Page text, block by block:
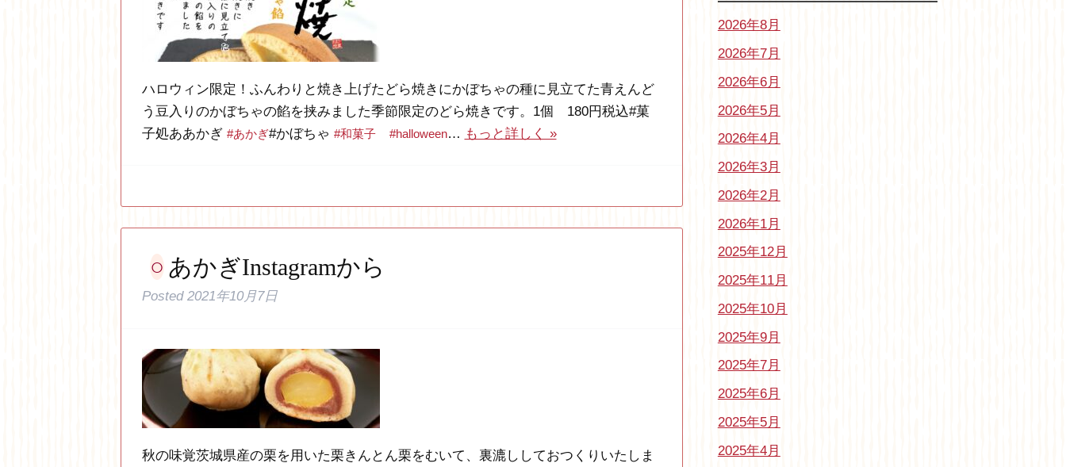
ハロウィン限定！ふんわりと焼き上げたどら焼きにかぼちゃの種に見立てた青えんど
う豆入りのかぼちゃの餡を挟みました季節限定のどら焼きです。1個 180円税込#菓
子処ああかぎ #あかぎ#かぼちゃ #和菓子 #halloween… もっと詳しく »
あかぎInstagramから
Posted 2021年10月7日
秋の味覚茨城県産の栗を用いた栗きんとん栗をむいて、裏漉ししておつくりいたしま
2026年8月
2026年7月
2026年6月
2026年5月
2026年4月
2026年3月
2026年2月
2026年1月
2025年12月
2025年11月
2025年10月
2025年9月
2025年7月
2025年6月
2025年5月
2025年4月